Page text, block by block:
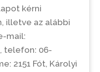
kérni
illetve az alábbi
mail:
telefon: 06-
2151 Fót, Károlyi